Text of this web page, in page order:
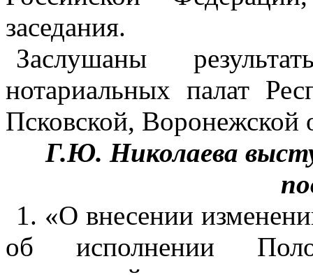
заседания.
Заслушаны
нотариальных палат
Псковской, Воронежской
Г.Ю. Николаева
1. «О внесении
об исполнении